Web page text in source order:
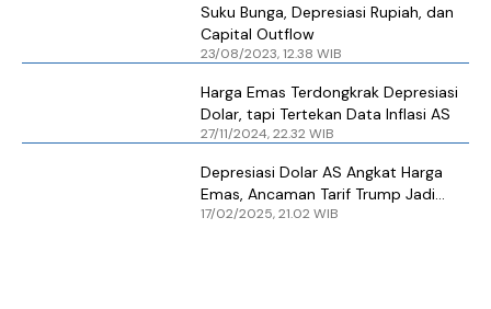
Suku Bunga, Depresiasi Rupiah, dan
Capital Outflow
23/08/2023, 12.38 WIB
Harga Emas Terdongkrak Depresiasi
Dolar, tapi Tertekan Data Inflasi AS
27/11/2024, 22.32 WIB
Depresiasi Dolar AS Angkat Harga
Emas, Ancaman Tarif Trump Jadi
Sorotan
17/02/2025, 21.02 WIB